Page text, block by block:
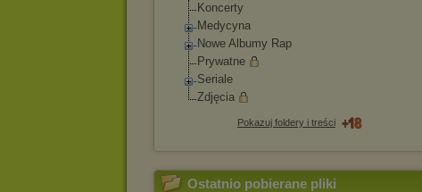
Koncerty
Medycyna
Nowe Albumy Rap
Prywatne
Seriale
Zdjęcia
Pokazuj foldery i treści
Ostatnio pobierane pliki